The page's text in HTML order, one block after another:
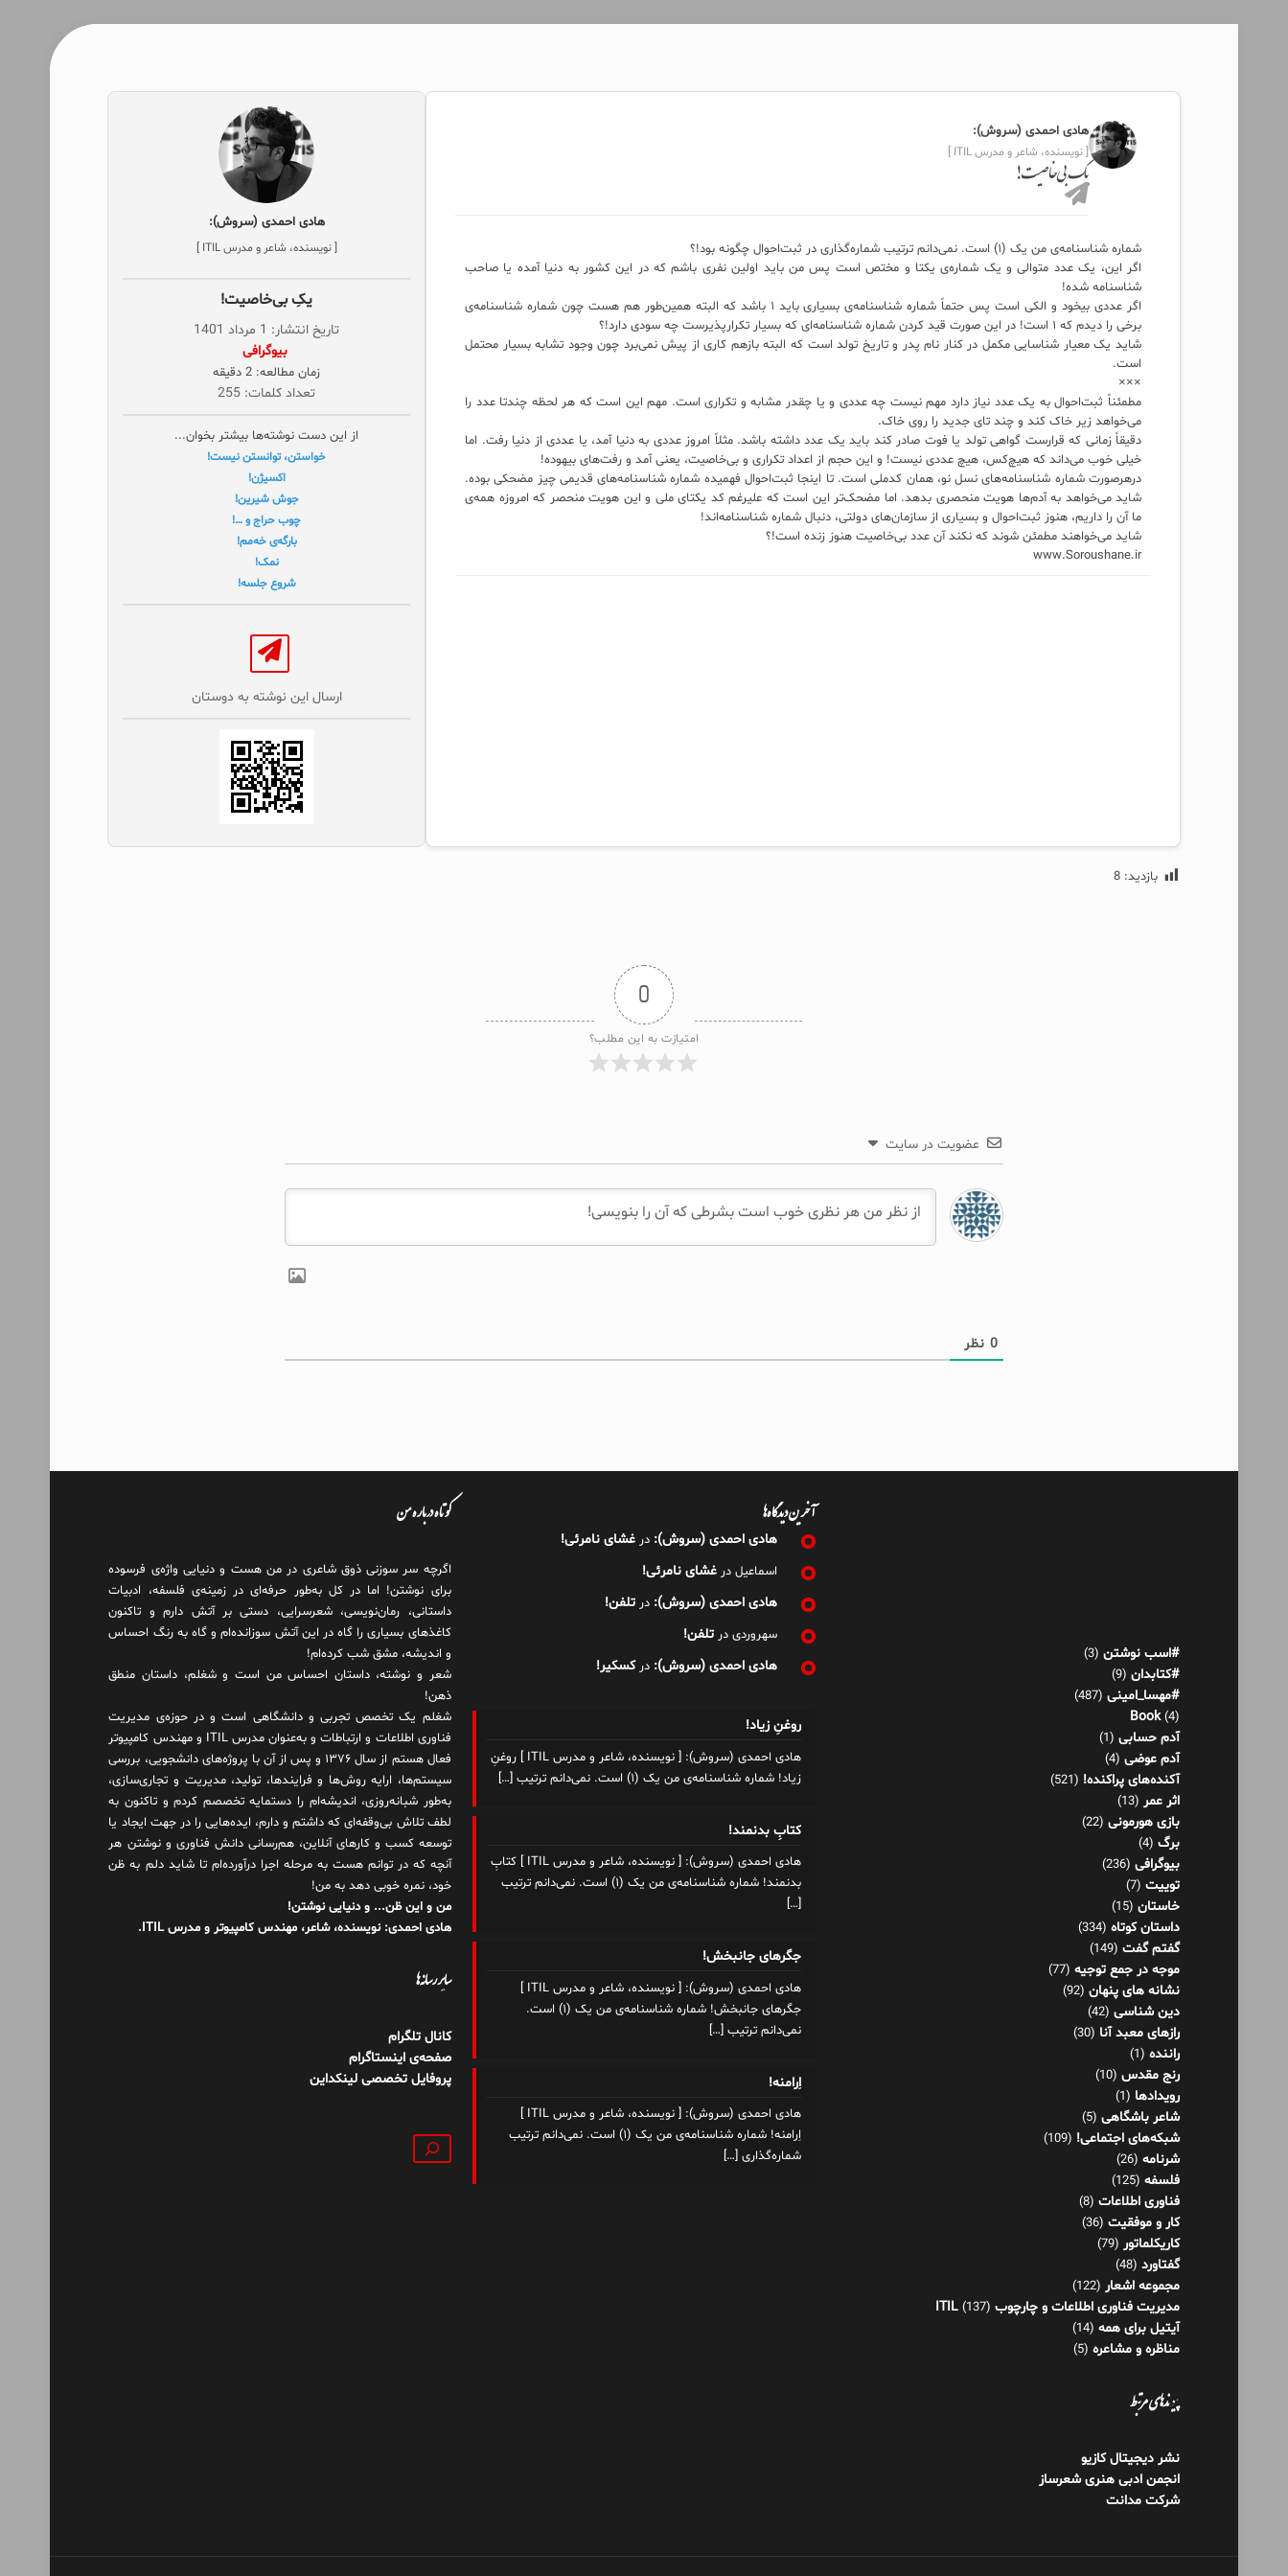
هادی احمدی (سروش):
[ نویسنده، شاعر و مدرس ITIL ]
یکِ بی‌خاصیت!
شماره شناسنامه‌ی من یک (۱) است. نمی‌دانم ترتیب شماره‌گذاری در ثبت‌احوال چگونه بود!؟
اگر این، یک عدد متوالی و یک شماره‌ی یکتا و مختص است پس من باید اولین نفری باشم که در این کشور به دنیا آمده یا صاحب
شناسنامه شده!
اگر عددی بیخود و الکی است پس حتماً شماره شناسنامه‌ی بسیاری باید ۱ باشد که البته همین‌طور هم هست چون شماره شناسنامه‌ی
برخی را دیدم که ۱ است! در این صورت قید کردن شماره شناسنامه‌ای که بسیار تکرارپذیرست چه سودی دارد!؟
شاید یک معیار شناسایی مکمل در کنار نام پدر و تاریخ تولد است که البته بازهم کاری از پیش نمی‌برد چون وجود تشابه بسیار محتمل
است.
×××
مطمئناً ثبت‌احوال به یک عدد نیاز دارد مهم نیست چه عددی و یا چقدر مشابه و تکراری است. مهم این است که هر لحظه چندتا عدد را
می‌خواهد زیر خاک کند و چند تای جدید را روی خاک.
دقیقاً زمانی که قرارست گواهی تولد یا فوت صادر کند باید یک عدد داشته باشد. مثلاً امروز عددی به دنیا آمد، یا عددی از دنیا رفت. اما
خیلی خوب می‌داند که هیچ‌کس، هیچ عددی نیست! و این حجم از اعداد تکراری و بی‌خاصیت، یعنی آمد و رفت‌های بیهوده!
درهرصورت شماره‌ شناسنامه‌های نسل نو، همان کدملی است. تا اینجا ثبت‌احوال فهمیده شماره شناسنامه‌های قدیمی چیز مضحکی بوده.
شاید می‌خواهد به آدم‌ها هویت منحصری بدهد. اما مضحک‌تر این است که علیرغم کد یکتای ملی و این هویت منحصر که امروزه‌ همه‌ی
ما آن را داریم، هنوز ثبت‌احوال و بسیاری از سازمان‌های دولتی، دنبال شماره شناسنامه‌اند!
شاید می‌خواهند مطمئن شوند که نکند آن عدد بی‌خاصیت هنوز زنده است!؟
www.Soroushane.ir
هادی احمدی (سروش):
[ نویسنده، شاعر و مدرس ITIL ]
یکِ بی‌خاصیت!
تاریخ انتشار: 1 مرداد 1401
‌ بیوگرافی
زمان مطالعه: 2 دقیقه
تعداد کلمات: 255
از این دست نوشته‌ها بیشتر بخوان...
خواستن، توانستن نیست!
اکسیژن!
جوش شیرین!
چوب حراج و …!
بارگه‌ی خه‌مم!
نمک!
شروع جلسه!
ارسال این نوشته به دوستان‌
بازدید: 8
0
امتیازت به این مطلب؟
عضویت در سایت
0نظر
آکنده‌های پراکنده!
اثر عمر(13)
بازی هورمونی(22)
برگ(4)
بیوگرافی(236)
توییت(7)
خاستان(15)
داستان کوتاه
گفتم گفت(149)
موجه در جمع توجیه
نشانه های پنهان
دین شناسی
رازهای معبد آنا
راننده(1)
رنج مقدس (10)
رویدادها (1)
شاعر باشگاهی(5)
شبکه‌های اجتماعی!
شرنامه(26)
فلسفه(125)
فناوری اطلاعات(8)
کار و موفقیت
کاریکلماتور(79)
گفتاورد(48)
مجموعه اشعار
مدیریت فناوری اطلاعات و چارچوب ITIL
آیتیل برای همه (14)
مناظره و مشاعره(5)
پیوندهای مرتبط
نشر دیجیتال کازیو
انجمن ادبی هنری شعرساز
آخرین دیدگاه‌ها
هادی احمدی (سروش): درغشای نامرئی!
اسماعیل درغشای نامرئی!
هادی احمدی (سروش): درتلفن!
سهروردی درتلفن!
هادی احمدی (سروش): درکسکیر!
روغنِ زیاد!
هادی احمدی (سروش): [ نویسنده، شاعر و مدرس ITIL ] روغنِ
زیاد! شماره شناسنامه‌ی من یک (۱) است. نمی‌دانم ترتیب
[…]
کتابِ بدنمند!
هادی احمدی (سروش): [ نویسنده، شاعر و مدرس ITIL ] کتابِ
بدنمند! شماره شناسنامه‌ی من یک (۱) است. نمی‌دانم ترتیب
[…]
جگرهای جانبخش!
هادی احمدی (سروش): [ نویسنده، شاعر و مدرس ITIL ]
جگرهای جانبخش! شماره شناسنامه‌ی من یک (۱) است.
نمی‌دانم ترتیب […]
اِرامنه!
هادی احمدی (سروش): [ نویسنده، شاعر و مدرس ITIL ]
اِرامنه! شماره شناسنامه‌ی من یک (۱) است. نمی‌دانم ترتیب
شماره‌گذاری […]
کوتاه درباره من
اگرچه سر سوزنی ذوق شاعری در من هست و دنیایی واژه‌‌ی فرسوده
برای نوشتن! اما در کل به‌طور حرفه‌ای در زمینه‌ی فلسفه، ادبیات
داستانی، رمان‌نویسی، شعرسرایی، دستی بر آتش دارم و تاکنون
کاغذهای بسیاری را گاه در این آتش سوزانده‌ام و گاه به رنگ احساس
و اندیشه، مشق شب کرده‌ام!
شعر و نوشته، داستان احساس من است و شغلم، داستان منطق
ذهن!
شغلم یک تخصص تجربی و دانشگاهی است و در حوزه‌ی مدیریت
فناوری اطلاعات و ارتباطات و به‌عنوان مدرس ITIL و مهندس کامپیوتر
فعال هستم از سال ۱۳۷۶ و پس از آن با پروژه‌های دانشجویی، بررسی
سیستم‌ها، ارایه روش‌ها و فرایندها، تولید، مدیریت و تجاری‌سازی،
به‌طور شبانه‌روزی، اندیشه‌ام را دستمایه تخصصم کردم و تاکنون به
لطف تلاش بی‌وقفه‌ای که داشتم و دارم، اید‌ه‌هایی را در جهت ایجاد یا
توسعه کسب و کارهای آنلاین، هم‌رسانی دانش فناوری و نوشتن هر
آنچه که در توانم هست به مرحله اجرا درآورده‌ام تا شاید دلم به ظن
خود، نمره خوبی دهد به من!
من و این ظن... و دنیایی نوشتن!
هادی احمدی: نویسنده، شاعر، مهندس کامپیوتر و مدرس ITIL.
سایر رسانه‌ها
کانال تلگرام
صفحه‌ی اینستاگرام
پروفایل تخصصی لینکداین
جستجو